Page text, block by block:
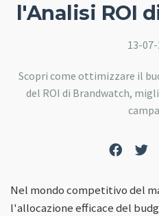
l'Analisi ROI
13-
Scopri come ottimizzare il
del ROI di Brandwatch,
Nel mondo competitivo del
l'allocazione efficace del